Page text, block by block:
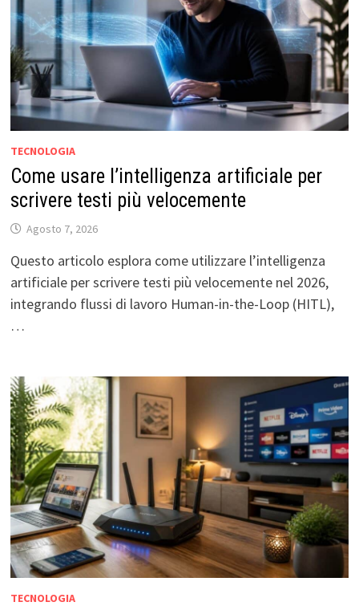
TECNOLOGIA
Come usare l’intelligenza artificiale per
scrivere testi più velocemente
Agosto 7, 2026
Questo articolo esplora come utilizzare l’intelligenza
artificiale per scrivere testi più velocemente nel 2026,
integrando flussi di lavoro Human-in-the-Loop (HITL),
…
TECNOLOGIA